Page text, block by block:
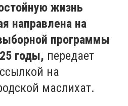
жизнь
направлена на
программы
годы, передает
на
маслихат.